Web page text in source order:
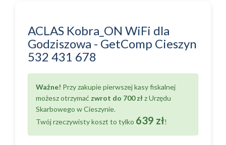
ACLAS Kobra_ON WiFi dla
Godziszowa - GetComp Cieszyn
532 431 678
Ważne! Przy zakupie pierwszej kasy fiskalnej
możesz otrzymać zwrot do 700 złz Urzędu
Skarbowego w Cieszynie.
Twój rzeczywisty koszt to tylko 639 zł!